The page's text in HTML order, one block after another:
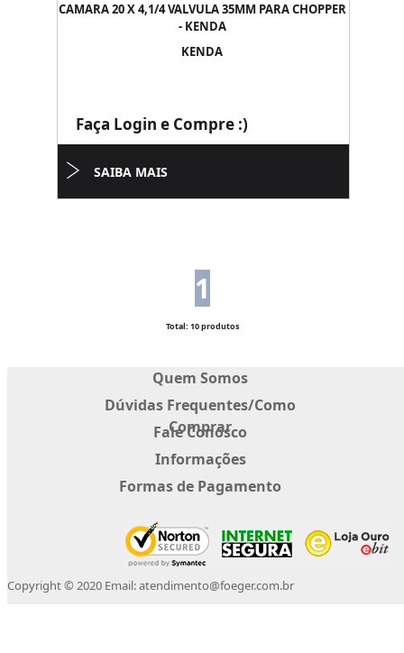
CAMARA 20 X 4,1/4 VALVULA 35MM PARA CHOPPER
- KENDA
KENDA
Faça Login e Compre :)
SAIBA MAIS
1
Total: 10 produtos
Quem Somos
Dúvidas Frequentes/Como
Comprar
Fale Conosco
Informações
Formas de Pagamento
Copyright © 2020 Email: atendimento@foeger.com.br